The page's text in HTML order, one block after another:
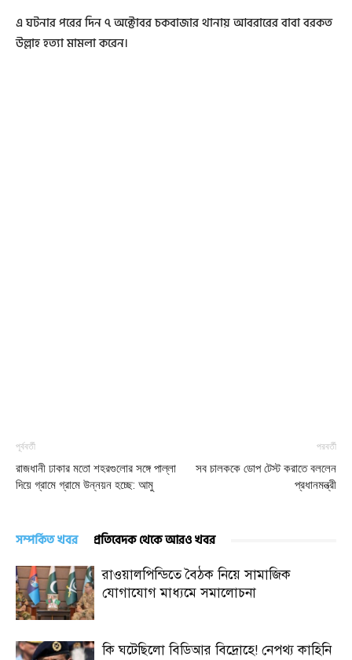
এ ঘটনার পরের দিন ৭ অক্টোবর চকবাজার থানায় আবরারের বাবা বরকত
উল্লাহ হত্যা মামলা করেন।
পূর্ববর্তী
রাজধানী ঢাকার মতো শহরগুলোর সঙ্গে পাল্লা
দিয়ে গ্রামে গ্রামে উন্নয়ন হচ্ছে: আমু
পরবর্তী
সব চালককে ডোপ টেস্ট করাতে বললেন
প্রধানমন্ত্রী
সম্পর্কিত খবর প্রতিবেদক থেকে আরও খবর
রাওয়ালপিন্ডিতে বৈঠক নিয়ে সামাজিক
যোগাযোগ মাধ্যমে সমালোচনা
কি ঘটেছিলো বিডিআর বিদ্রোহে! নেপথ্য কাহিনি